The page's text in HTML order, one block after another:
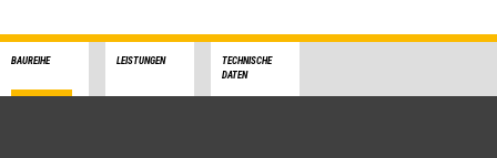
BAUREIHE LEISTUNGEN
TECHNISCHE
DATEN